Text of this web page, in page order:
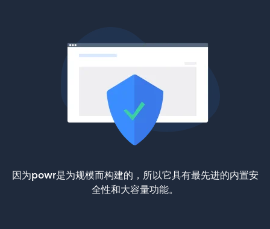
因为powr是为规模而构建的，所以它具有最先进的内置安
全性和大容量功能。